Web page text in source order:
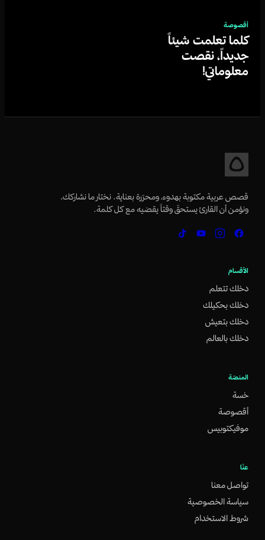
أقصوصة
كلما تعلمت شيئاً
جديداً، نقصت
معلوماتي!
قصص عربية مكتوبة بهدوء، ومحرّرة بعناية. نختار ما نشاركك،
ونؤمن أن القارئ يستحقّ وقتاً يقضيه مع كل كلمة.
الأقسام
دخلك تتعلم
دخلك بحكيلك
دخلك بتعيش
دخلك بالعالم
المنصّة
خسة
أقصوصة
موفيكتوبيس
عنّا
تواصل معنا
سياسة الخصوصية
شروط الاستخدام